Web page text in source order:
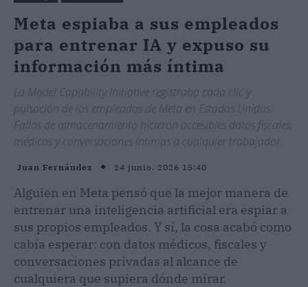
Meta espiaba a sus empleados
para entrenar IA y expuso su
información más íntima
La Model Capability Initiative registraba cada clic y
pulsación de los empleados de Meta en Estados Unidos.
Fallos de almacenamiento hicieron accesibles datos fiscales,
médicos y conversaciones íntimas a cualquier trabajador.
Juan Fernández 24 junio, 2026 15:40
Alguien en Meta pensó que la mejor manera de
entrenar una inteligencia artificial era espiar a
sus propios empleados. Y sí, la cosa acabó como
cabía esperar: con datos médicos, fiscales y
conversaciones privadas al alcance de
cualquiera que supiera dónde mirar.